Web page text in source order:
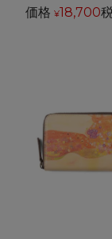
価格 ¥18,700